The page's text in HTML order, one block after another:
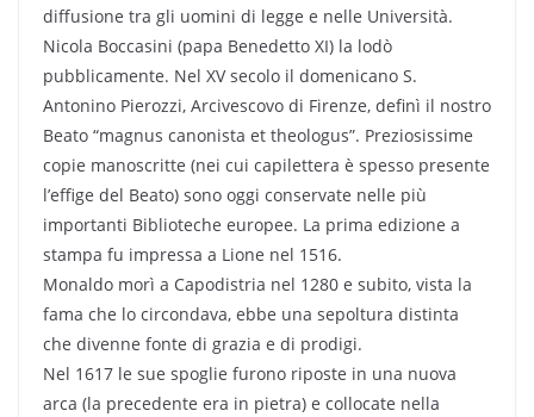
diffusione tra gli uomini di legge e nelle Università.
Nicola Boccasini (papa Benedetto XI) la lodò
pubblicamente. Nel XV secolo il domenicano S.
Antonino Pierozzi, Arcivescovo di Firenze, definì il nostro
Beato “magnus canonista et theologus”. Preziosissime
copie manoscritte (nei cui capilettera è spesso presente
l’effige del Beato) sono oggi conservate nelle più
importanti Biblioteche europee. La prima edizione a
stampa fu impressa a Lione nel 1516.
Monaldo morì a Capodistria nel 1280 e subito, vista la
fama che lo circondava, ebbe una sepoltura distinta
che divenne fonte di grazia e di prodigi.
Nel 1617 le sue spoglie furono riposte in una nuova
arca (la precedente era in pietra) e collocate nella